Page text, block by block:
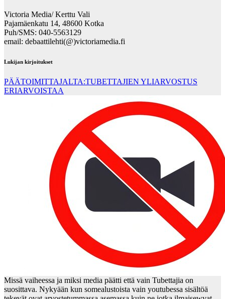
Victoria Media/ Kerttu Vali
Pajamäenkatu 14, 48600 Kotka
Puh/SMS: 040-5563129
email: debaattilehti(@)victoriamedia.fi
Lukijan kirjoitukset
PÄÄTOIMITTAJALTA:TUBETTAJIEN YLIARVOSTUS
ERIARVOISTAA
Missä vaiheessa ja miksi media päätti että vain Tubettajia on
suosittava. Nykyään kun somealustoista vain youtubessa sisältöä